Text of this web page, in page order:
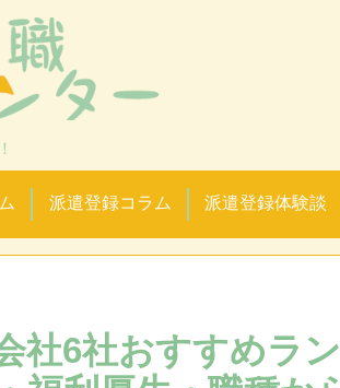
派遣登録コラム 派遣登録体験談
社6社おすすめラ